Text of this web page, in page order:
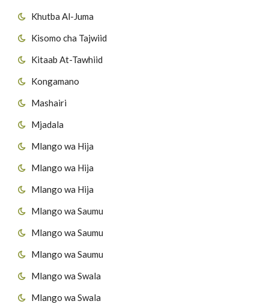
Khutba Al-Juma
Kisomo cha Tajwiid
Kitaab At-Tawhiid
Kongamano
Mashairi
Mjadala
Mlango wa Hija
Mlango wa Hija
Mlango wa Hija
Mlango wa Saumu
Mlango wa Saumu
Mlango wa Saumu
Mlango wa Swala
Mlango wa Swala